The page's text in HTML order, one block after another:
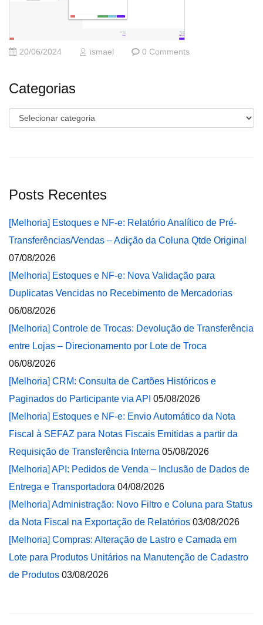
20/06/2024 ismael 0 Comments
Categorias
Categorias
Posts Recentes
[Melhoria] Estoques e NF-e: Relatório Analítico de Pré-
Transferências/Vendas – Adição da Coluna Qtde Original
07/08/2026
[Melhoria] Estoques e NF-e: Nova Validação para
Duplicatas Vencidas no Recebimento de Mercadorias
06/08/2026
[Melhoria] Controle de Trocas: Devolução de Transferência
entre Lojas – Direcionamento por Lote de Troca
06/08/2026
[Melhoria] CRM: Consulta de Cartões Históricos e
Paginados do Participante via API 05/08/2026
[Melhoria] Estoques e NF-e: Envio Automático da Nota
Fiscal à SEFAZ para Notas Fiscais Emitidas a partir da
Requisição de Transferência Interna 05/08/2026
[Melhoria] API: Pedidos de Venda – Inclusão de Dados de
Entrega e Transportadora 04/08/2026
[Melhoria] Administração: Novo Filtro e Coluna para Status
da Nota Fiscal na Exportação de Relatórios 03/08/2026
[Melhoria] Compras: Alteração de Lastro e Camada em
Lote para Produtos Unitários na Manutenção de Cadastro
de Produtos 03/08/2026